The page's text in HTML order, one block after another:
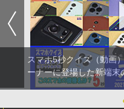
スマホ5秒クイズ（動画
ーナーに登場した新端末